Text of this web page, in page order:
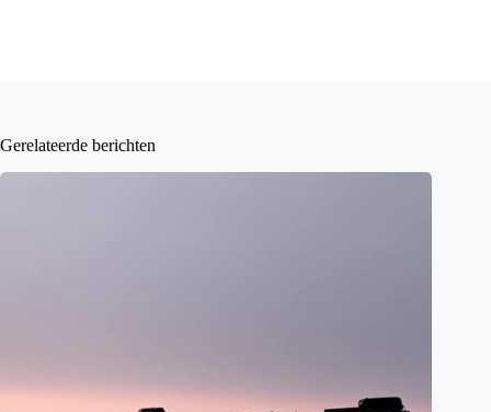
Gerelateerde berichten